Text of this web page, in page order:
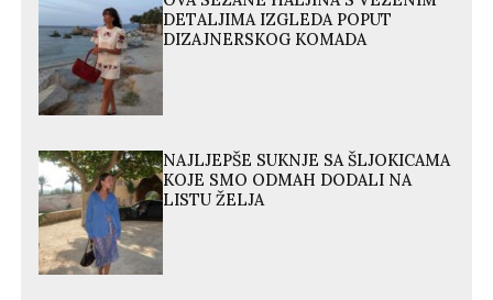
DETALJIMA IZGLEDA POPUT
DIZAJNERSKOG KOMADA
NAJLJEPŠE SUKNJE SA ŠLJOKICAMA
KOJE SMO ODMAH DODALI NA
LISTU ŽELJA